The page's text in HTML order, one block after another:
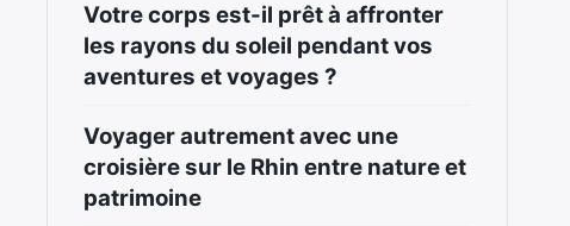
Votre corps est-il prêt à affronter
les rayons du soleil pendant vos
aventures et voyages ?
Voyager autrement avec une
croisière sur le Rhin entre nature et
patrimoine